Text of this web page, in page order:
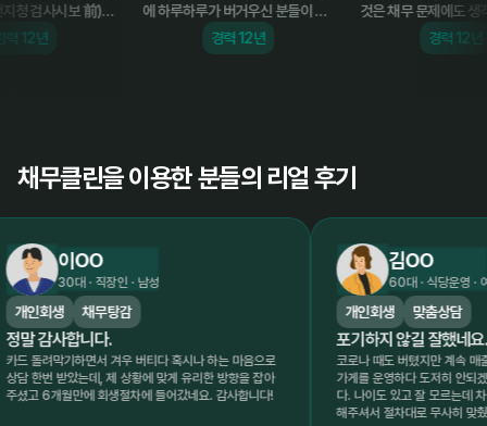
사시보 前)
원 역임 前)
년
에 하루하루가 버거우신 분들이 가
장 많이 하시는 말씀입니다. 하지만
씩 정리해 개인회생 가능 여부와 예
드립니다. 막연한 걱정보다, 지금
경력 12년
것은 채무 문제에도 생각보
길이 있을 수 있다는 뜻입니다.
방향을 안내해드리고 있습니
기 바랍니다. 홈페이지에 바로 올리
경력 12년
채무클린을 이용한 분들의 리얼 후기
OO
대 · 직장인 · 남성
채무탕감
니다.
하면서 겨우 버티다 혹시나 하는 마음으로
는데, 제 상황에 맞게 유리한 방향을 잡아
만에 회생절차에 들어갔네요. 감사합니다!
김OO
60대 · 식당운영 · 여성
맞춤상담
포기하지 않길 잘했네요.
코로나 때도 버텼지만 계속 매출이 떨어지면
가게를 운영하다 도저히 안되겠어서 알아보
다. 나이도 있고 잘 모르는데 차근차근 설명
해주셔서 절차대로 무사히 맞췄습니다. 항상